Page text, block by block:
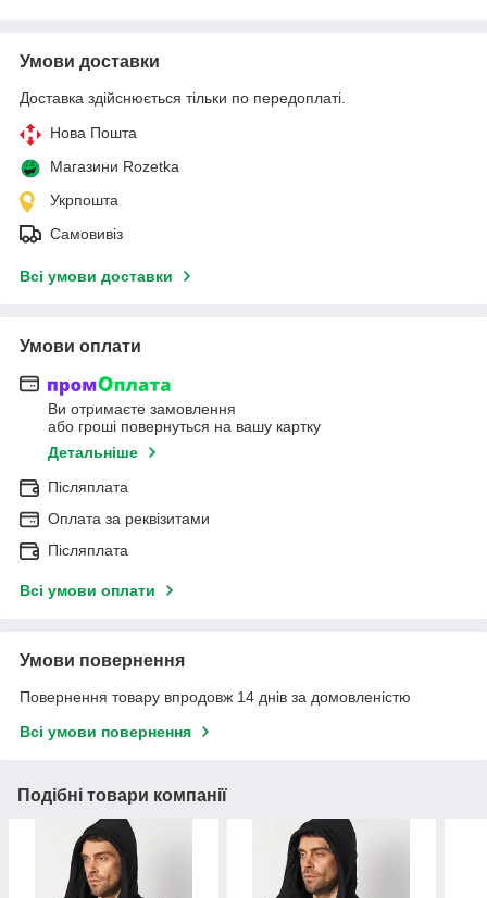
Умови доставки
Доставка здійснюється тільки по передоплаті.
Нова Пошта
Магазини Rozetka
Укрпошта
Самовивіз
Всі умови доставки
Умови оплати
Ви отримаєте замовлення
або гроші повернуться на вашу картку
Детальніше
Післяплата
Оплата за реквізитами
Післяплата
Всі умови оплати
Умови повернення
Повернення товару впродовж 14 днів за домовленістю
Всі умови повернення
Подібні товари компанії